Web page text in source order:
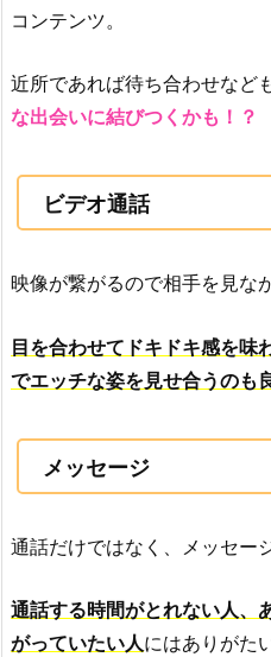
コンテンツ。
近所であれば待ち合わせなど
な出会いに結びつくかも！？
ビデオ通話
映像が繋がるので相手を見な
目を合わせてドキドキ感を味
でエッチな姿を見せ合うのも
メッセージ
通話だけではなく、メッセー
通話する時間がとれない人、
がっていたい人にはありがた